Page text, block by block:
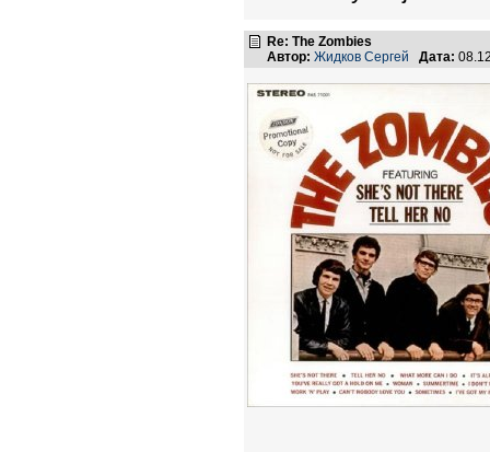
Re: The Zombies
Автор: Жидков Сергей Дата: